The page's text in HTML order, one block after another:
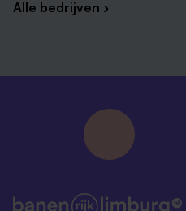
Alle bedrijven ›